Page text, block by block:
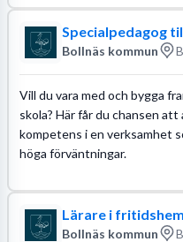
Specialpedagog
Bollnäs kommun
Vill du vara med och bygga
skola? Här får du chansen
kompetens i en verksamhet
höga förväntningar.
Lärare i
Bollnäs kommun